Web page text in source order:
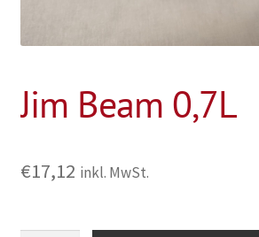
Jim Beam 0,7L
€17,12 inkl. MwSt.